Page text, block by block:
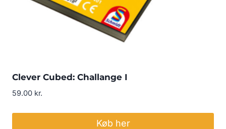
Clever Cubed: Challange I
59.00 kr.
Køb her